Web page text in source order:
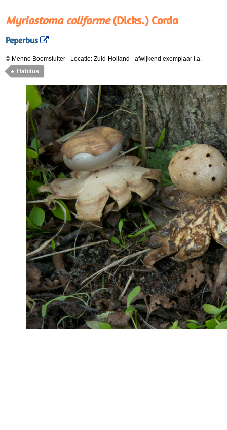
Myriostoma coliforme(Dicks.) Corda
Peperbus
© Menno Boomsluiter - Locatie: Zuid-Holland - afwijkend exemplaar l.a.
Habitus